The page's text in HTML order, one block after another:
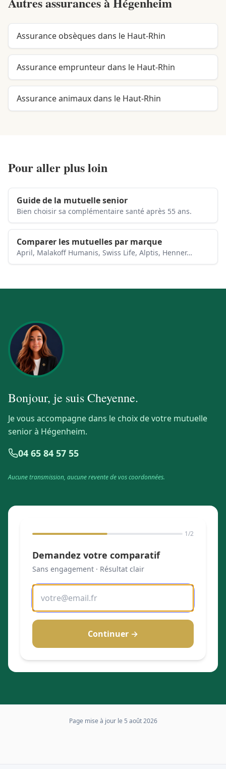
Assurance obsèques dans le Haut-Rhin
Assurance emprunteur dans le Haut-Rhin
Assurance animaux dans le Haut-Rhin
Pour aller plus loin
Guide de la mutuelle senior
Bien choisir sa complémentaire santé après 55 ans.
Comparer les mutuelles par marque
April, Malakoff Humanis, Swiss Life, Alptis, Henner…
Bonjour, je suisCheyenne.
Je vous accompagne dans le choix de votre mutuelle
senior à Hégenheim.
04 65 84 57 55
Aucune transmission, aucune revente de vos coordonnées.
1/2
Demandez votre comparatif
Sans engagement · Résultat clair
Continuer →
Page mise à jour le 5 août 2026